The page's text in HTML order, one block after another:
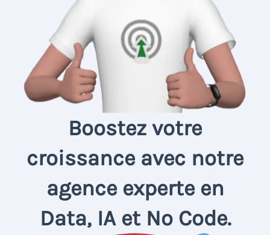
Boostez votre
croissance avec notre
agence experte en
Data, IA et No Code.